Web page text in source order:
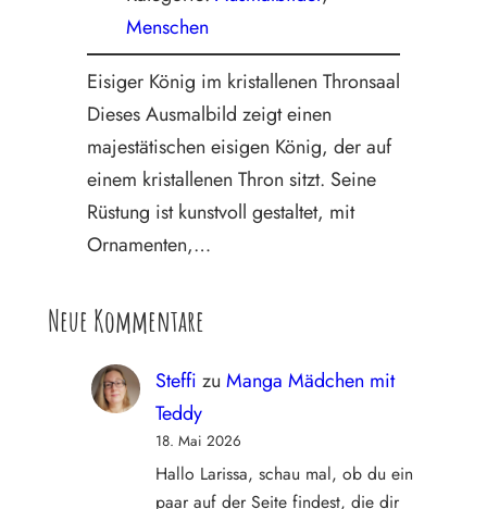
Menschen
Eisiger König im kristallenen Thronsaal
Dieses Ausmalbild zeigt einen
majestätischen eisigen König, der auf
einem kristallenen Thron sitzt. Seine
Rüstung ist kunstvoll gestaltet, mit
Ornamenten,…
Neue Kommentare
Steffi zu Manga Mädchen mit
Teddy
18. Mai 2026
Hallo Larissa, schau mal, ob du ein
paar auf der Seite findest, die dir